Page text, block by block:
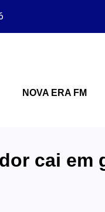
NOVA ERA FM
cai em